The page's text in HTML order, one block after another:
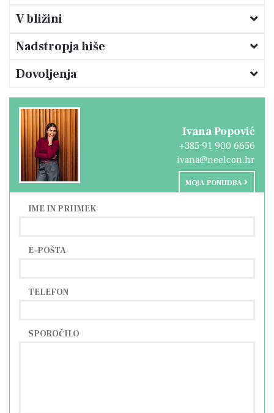
izven sezone pa lahko uživate v oazi miru in
V bližini
Nadstropja hiše
Dovoljenja
Ivana Popović
+385 91 900 6656
ivana@neelcon.hr
MOJA PONUDBA
IME IN PRIIMEK
E-POŠTA
TELEFON
SPOROČILO